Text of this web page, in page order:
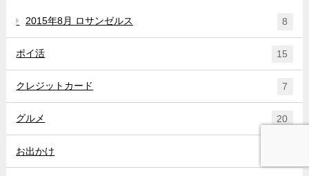
2015年8月 ロサンゼルス 8
ポイ活 15
クレジットカード 7
グルメ 20
お出かけ